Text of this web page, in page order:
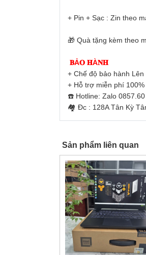
+ Pin + Sạc : Zin theo
🎁 Quà tặng kèm theo
𝐁Ả𝐎 𝐇À𝐍𝐇
+ Chế độ bảo hành
+ Hỗ trợ miễn phí
☎️ Hotline: Zalo
🏘 Đc : 128A Tân Kỳ
Sản phẩm liên quan